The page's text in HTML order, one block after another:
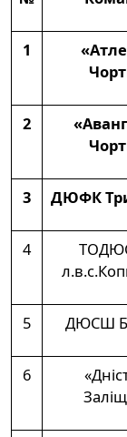
1
2
3 ДЮФК
4
5 ДЮСШ
6